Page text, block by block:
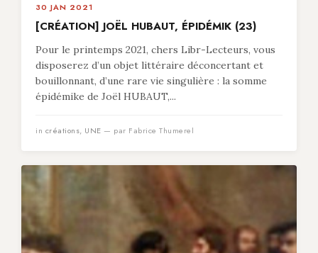
30 JAN 2021
[CRÉATION] JOËL HUBAUT, ÉPIDÉMIK (23)
Pour le printemps 2021, chers Libr-Lecteurs, vous
disposerez d’un objet littéraire déconcertant et
bouillonnant, d’une rare vie singulière : la somme
épidémike de Joël HUBAUT,...
in créations, UNE — par Fabrice Thumerel